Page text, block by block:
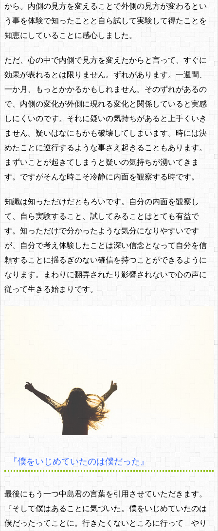
から。内側の見方を変えることで外側の見方が変わるとい
う事を体験で知ったことと自ら試して実験して得たことを
知恵にしていることに感心しました。
ただ、心の中で内側で見方を変えたからと言って、すぐに
効果が表れるとは限りません。ずれがあります。一週間、
一か月、もっとかかるかもしれません。そのずれがあるの
で、内側の変化が外側に現れる変化と関係していると実感
しにくいのです。それに疑いの気持ちがあると上手くいき
ません。疑いはなにもかも破壊してしまいます。時には決
めたことに逆行するような事さえ起きることもあります。
まずいことが起きてしまうと疑いの気持ちが湧いてきま
す。ですがそんな時こそ冷静に内面を観察する時です。
知識は知っただけだともろいです。自分の内面を観察し
て、自ら実験すること、試してみることはとても有益で
す。知っただけで分かったような気分になりやすいです
が、自分で考え体験したことは深い信念となって自分を信
頼することに揺るぎのない確信を持つことができるように
なります。まわりに翻弄されたり影響されないで心の声に
従って生きる始まりです。
『僕をいじめていたのは僕だった』
最後にもう一つ中島君の言葉を引用させていただきます。
『そして僕はあることに気づいた。僕をいじめていたのは
僕だったってことに。行きたくないところに行って やり